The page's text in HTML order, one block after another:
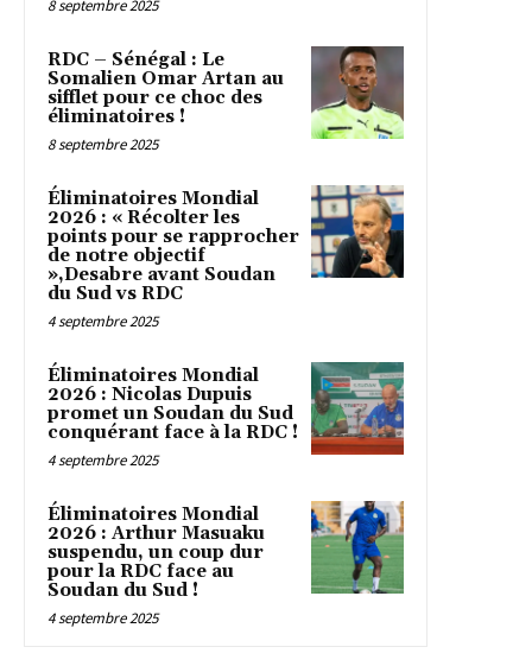
8 septembre 2025
RDC – Sénégal : Le
Somalien Omar Artan au
sifflet pour ce choc des
éliminatoires !
8 septembre 2025
Éliminatoires Mondial
2026 : « Récolter les
points pour se rapprocher
de notre objectif
»,Desabre avant Soudan
du Sud vs RDC
4 septembre 2025
Éliminatoires Mondial
2026 : Nicolas Dupuis
promet un Soudan du Sud
conquérant face à la RDC !
4 septembre 2025
Éliminatoires Mondial
2026 : Arthur Masuaku
suspendu, un coup dur
pour la RDC face au
Soudan du Sud !
4 septembre 2025